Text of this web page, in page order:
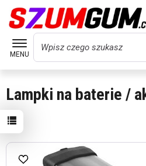
MENU
Wyszukaj
Lampki na baterie /